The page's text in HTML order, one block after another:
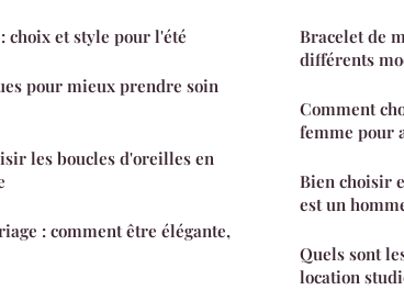
choix et style pour l'été
pour mieux prendre soin
les boucles d'oreilles en
: comment être élégante,
Bracelet de
différents
Comment
femme pour
Bien choisir
est un
Quels sont
location